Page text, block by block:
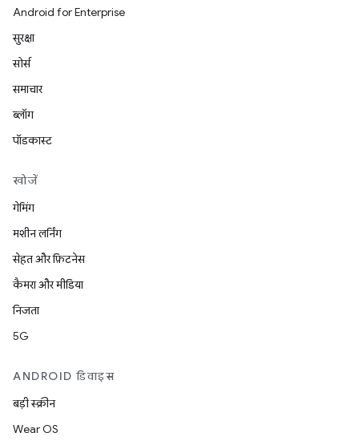
Android for Enterprise
सुरक्षा
सोर्स
समाचार
ब्लॉग
पॉडकास्ट
खोजें
गेमिंग
मशीन लर्निंग
सेहत और फ़िटनेस
कैमरा और मीडिया
निजता
5G
ANDROID डिवाइस
बड़ी स्क्रीन
Wear OS